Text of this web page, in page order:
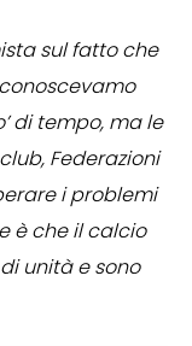
sul fatto che
di tempo, ma le
Federazioni
i problemi
è che il calcio
unità e sono